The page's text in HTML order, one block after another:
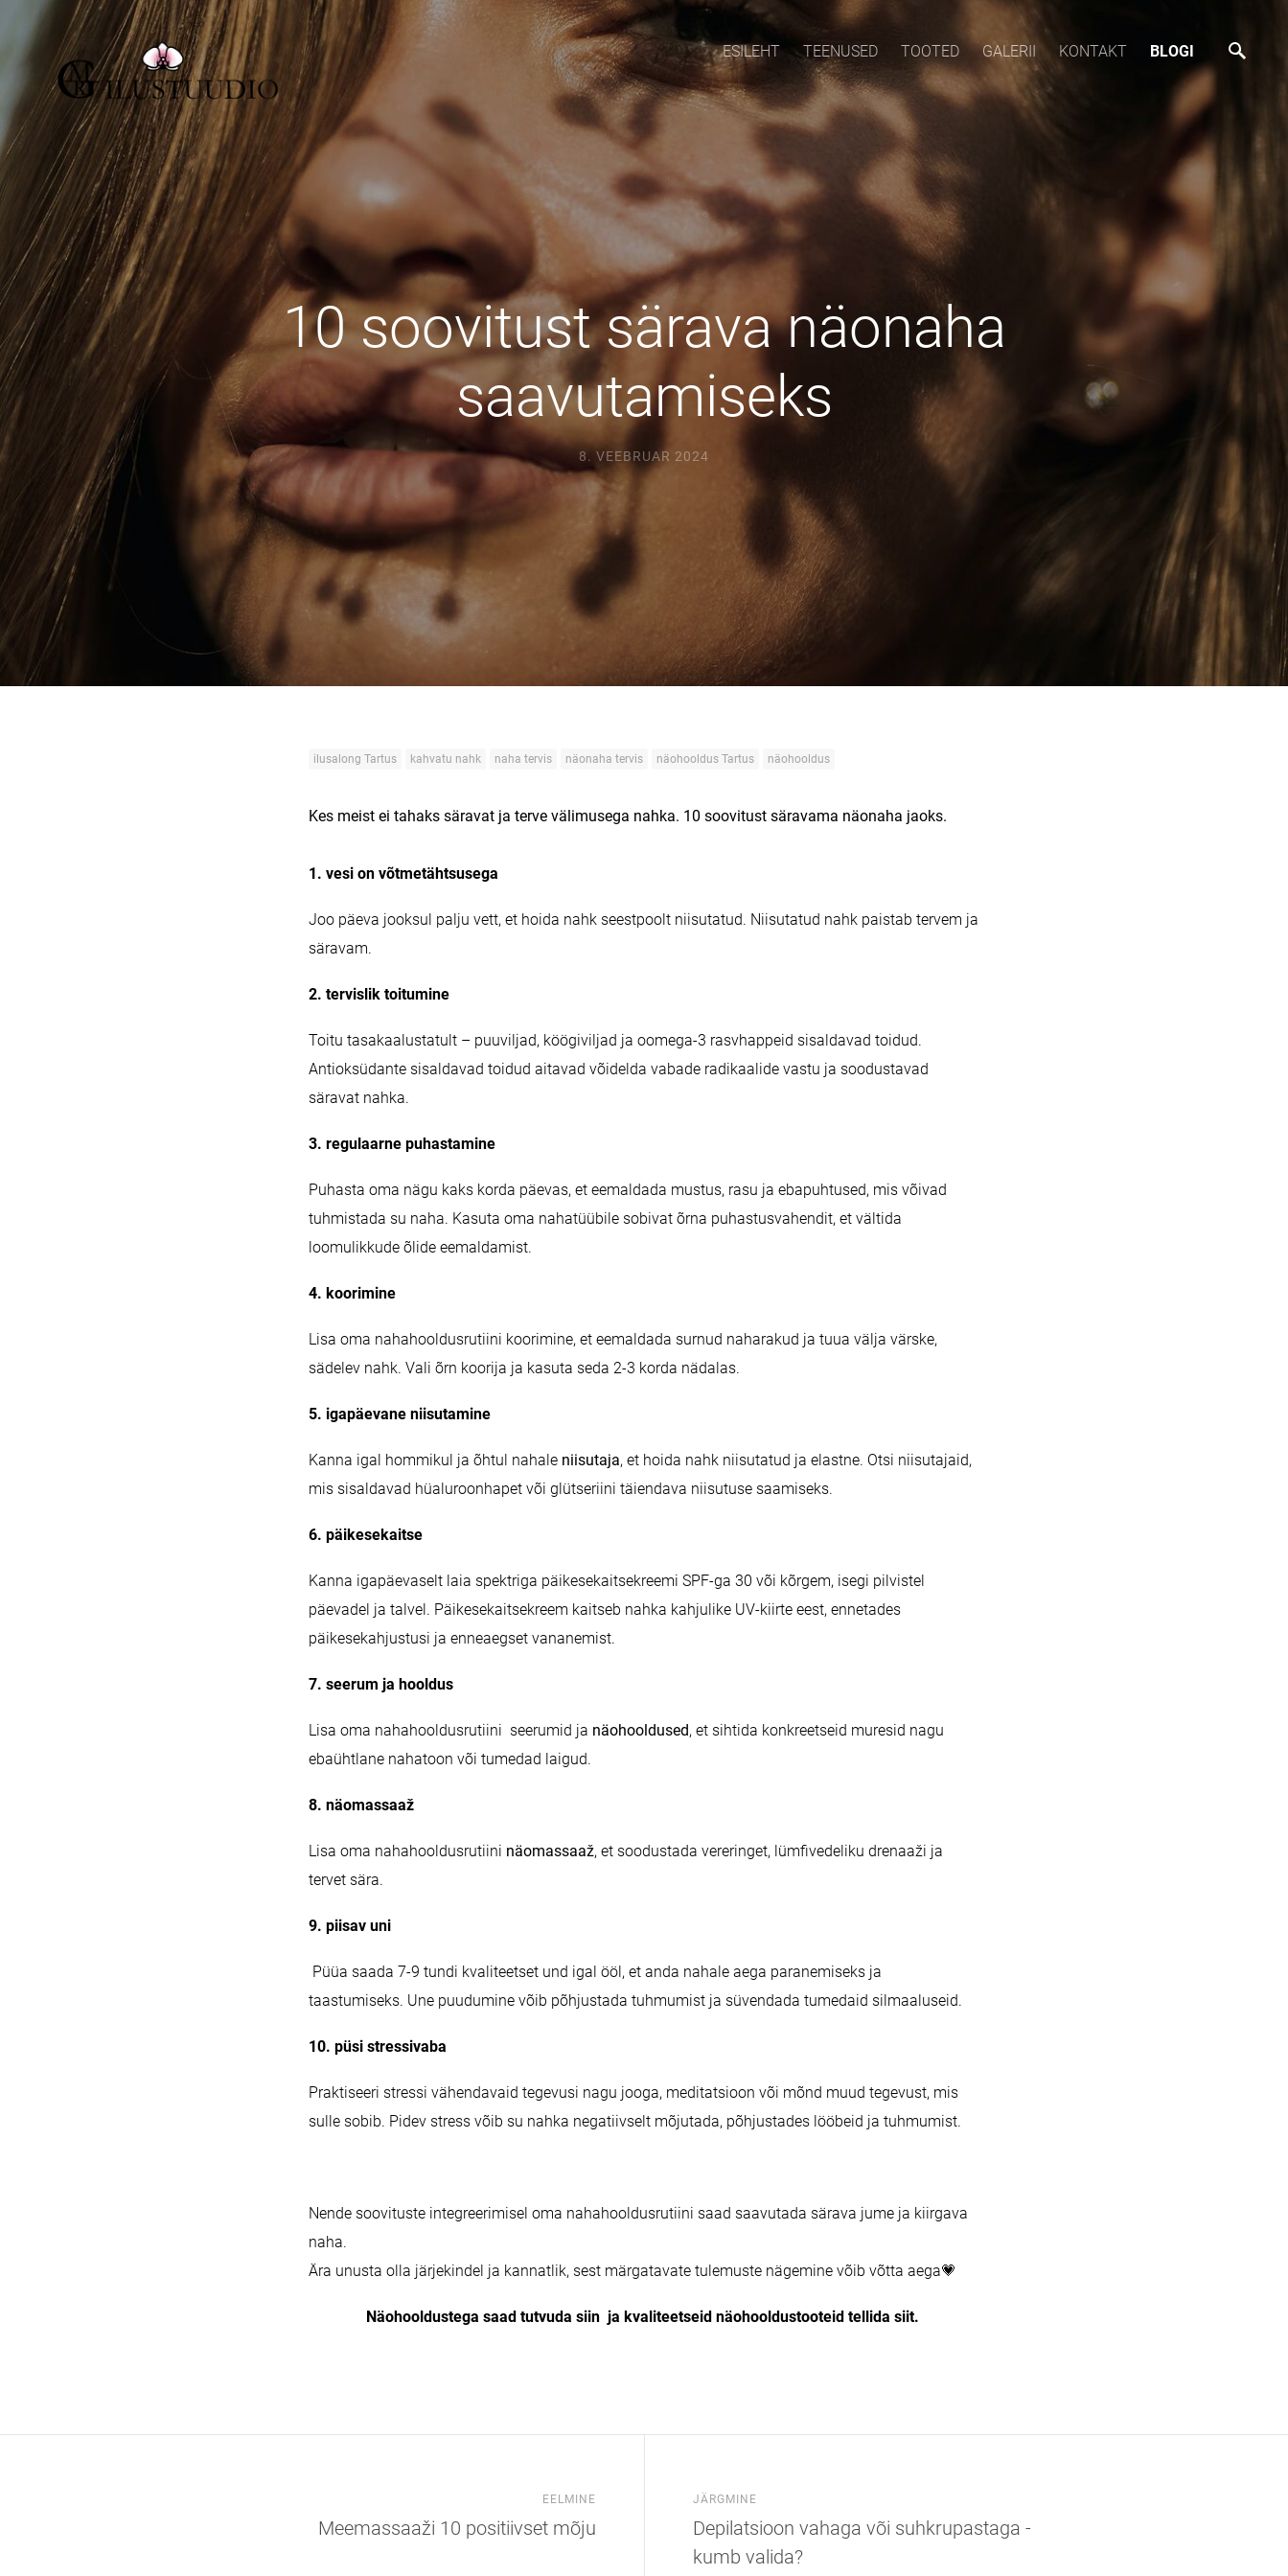
ESILEHT TEENUSED TOOTED GALERII KONTAKT BLOGI
10 soovitust särava näonaha
saavutamiseks
8. VEEBRUAR 2024
ilusalong Tartus kahvatu nahk naha tervis näonaha tervis näohooldus Tartus näohooldus
Kes meist ei tahaks säravat ja terve välimusega nahka. 10 soovitust säravama näonaha jaoks.
1. vesi on võtmetähtsusega
Joo päeva jooksul palju vett, et hoida nahk seestpoolt niisutatud. Niisutatud nahk paistab tervem ja
säravam.
2. tervislik toitumine
Toitu tasakaalustatult – puuviljad, köögiviljad ja oomega-3 rasvhappeid sisaldavad toidud.
Antioksüdante sisaldavad toidud aitavad võidelda vabade radikaalide vastu ja soodustavad
säravat nahka.
3. regulaarne puhastamine
Puhasta oma nägu kaks korda päevas, et eemaldada mustus, rasu ja ebapuhtused, mis võivad
tuhmistada su naha. Kasuta oma nahatüübile sobivat õrna puhastusvahendit, et vältida
loomulikkude õlide eemaldamist.
4. koorimine
Lisa oma nahahooldusrutiini koorimine, et eemaldada surnud naharakud ja tuua välja värske,
sädelev nahk. Vali õrn koorija ja kasuta seda 2-3 korda nädalas.
5. igapäevane niisutamine
Kanna igal hommikul ja õhtul nahale niisutaja, et hoida nahk niisutatud ja elastne. Otsi niisutajaid,
mis sisaldavad hüaluroonhapet või glütseriini täiendava niisutuse saamiseks.
6. päikesekaitse
Kanna igapäevaselt laia spektriga päikesekaitsekreemi SPF-ga 30 või kõrgem, isegi pilvistel
päevadel ja talvel. Päikesekaitsekreem kaitseb nahka kahjulike UV-kiirte eest, ennetades
päikesekahjustusi ja enneaegset vananemist.
7. seerum ja hooldus
Lisa oma nahahooldusrutiini seerumid ja näohooldused, et sihtida konkreetseid muresid nagu
ebaühtlane nahatoon või tumedad laigud.
8. näomassaaž
Lisa oma nahahooldusrutiini näomassaaž, et soodustada vereringet, lümfivedeliku drenaaži ja
tervet sära.
9. piisav uni
Püüa saada 7-9 tundi kvaliteetset und igal ööl, et anda nahale aega paranemiseks ja
taastumiseks. Une puudumine võib põhjustada tuhmumist ja süvendada tumedaid silmaaluseid.
10. püsi stressivaba
Praktiseeri stressi vähendavaid tegevusi nagu jooga, meditatsioon või mõnd muud tegevust, mis
sulle sobib. Pidev stress võib su nahka negatiivselt mõjutada, põhjustades lööbeid ja tuhmumist.
Nende soovituste integreerimisel oma nahahooldusrutiini saad saavutada särava jume ja kiirgava
naha.
Ära unusta olla järjekindel ja kannatlik, sest märgatavate tulemuste nägemine võib võtta aega💗
Näohooldustega saad tutvuda siin ja kvaliteetseid näohooldustooteid tellida siit.
EELMINE
Meemassaaži 10 positiivset mõju
JÄRGMINE
Depilatsioon vahaga või suhkrupastaga -
kumb valida?